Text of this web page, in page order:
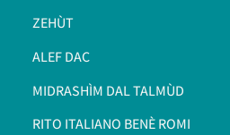
ZEHÙT
ALEF DAC
MIDRASHÌM DAL TALMÙD
RITO ITALIANO BENÈ ROMI​